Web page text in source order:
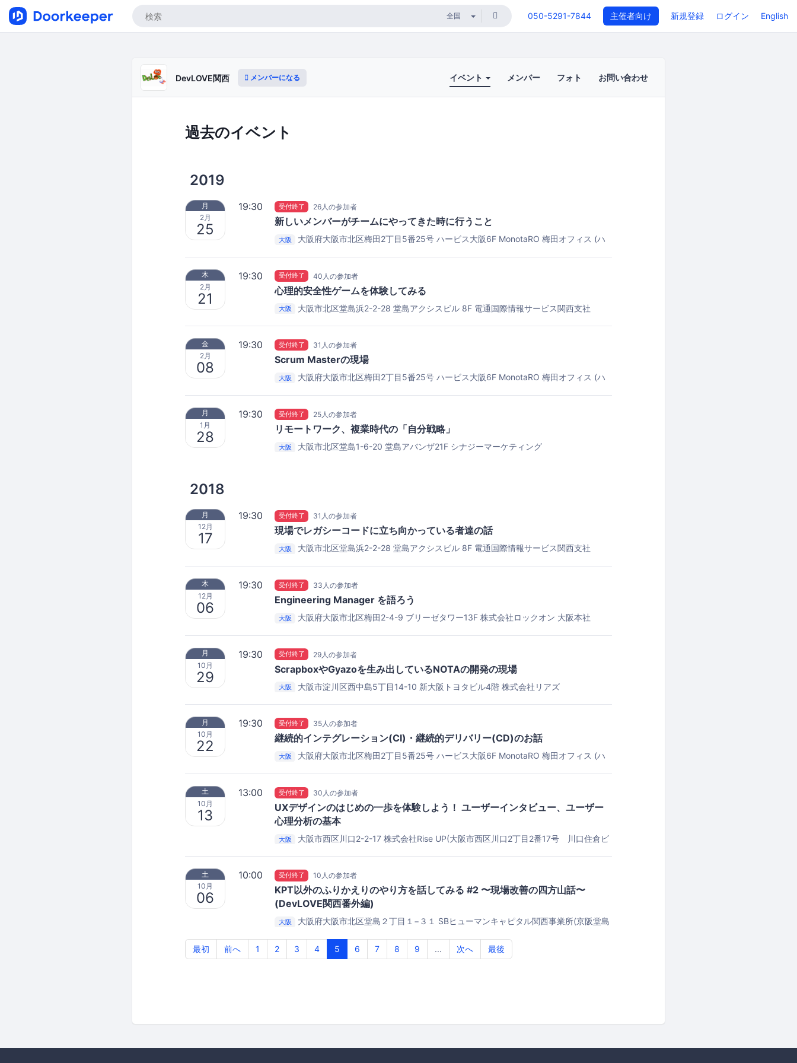
050-5291-7844 主催者向け 新規登録 ログイン English
DevLOVE関西 メンバーになる イベント メンバー フォト お問い合わせ
過去のイベント
2019
月
2月
25
19:30 受付終了 26人の参加者
新しいメンバーがチームにやってきた時に行うこと
大阪 大阪府大阪市北区梅田2丁目5番25号 ハービス大阪6F MonotaRO 梅田オフィス (ハ
木
2月
21
19:30 受付終了 40人の参加者
心理的安全性ゲームを体験してみる
大阪 大阪市北区堂島浜2-2-28 堂島アクシスビル 8F 電通国際情報サービス関西支社
金
2月
08
19:30 受付終了 31人の参加者
Scrum Masterの現場
大阪 大阪府大阪市北区梅田2丁目5番25号 ハービス大阪6F MonotaRO 梅田オフィス (ハ
月
1月
28
19:30 受付終了 25人の参加者
リモートワーク、複業時代の「自分戦略」
大阪 大阪市北区堂島1-6-20 堂島アバンザ21F シナジーマーケティング
2018
月
12月
17
19:30 受付終了 31人の参加者
現場でレガシーコードに立ち向かっている者達の話
大阪 大阪市北区堂島浜2-2-28 堂島アクシスビル 8F 電通国際情報サービス関西支社
木
12月
06
19:30 受付終了 33人の参加者
Engineering Manager を語ろう
大阪 大阪府大阪市北区梅田2-4-9 ブリーゼタワー13F 株式会社ロックオン 大阪本社
月
10月
29
19:30 受付終了 29人の参加者
ScrapboxやGyazoを生み出しているNOTAの開発の現場
大阪 大阪市淀川区西中島5丁目14-10 新大阪トヨタビル4階 株式会社リアズ
月
10月
22
19:30 受付終了 35人の参加者
継続的インテグレーション(CI)・継続的デリバリー(CD)のお話
大阪 大阪府大阪市北区梅田2丁目5番25号 ハービス大阪6F MonotaRO 梅田オフィス (ハ
土
10月
13
13:00 受付終了 30人の参加者
UXデザインのはじめの一歩を体験しよう！ ユーザーインタビュー、ユーザー
心理分析の基本
大阪 大阪市西区川口2-2-17 株式会社Rise UP(大阪市西区川口2丁目2番17号 川口住倉ビ
土
10月
06
10:00 受付終了 10人の参加者
KPT以外のふりかえりのやり方を話してみる #2 〜現場改善の四方山話〜
(DevLOVE関西番外編)
大阪 大阪府大阪市北区堂島２丁目１−３１
SBヒューマンキャピタル関西事業所(京阪堂島
最初
前へ 1 2 3 4 5 6 7 8 9 ... 次へ 最後